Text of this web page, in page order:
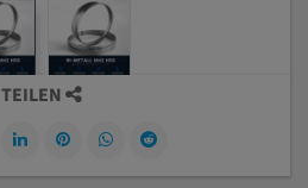
TEILEN